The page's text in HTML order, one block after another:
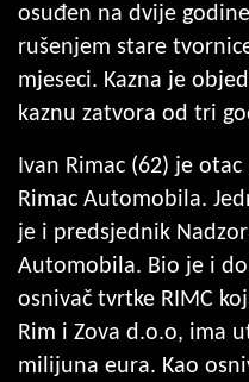
osuđen na dvije
rušenjem stare
mjeseci. Kazna je
kaznu zatvora od tri
Ivan Rimac (62) je
Rimac Automobila.
je i predsjednik
Automobila. Bio je i
osnivač tvrtke RIMC
Rim i Zova d.o.o, ima
milijuna eura. Kao